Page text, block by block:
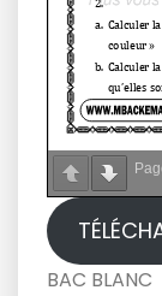
BAC BLANC